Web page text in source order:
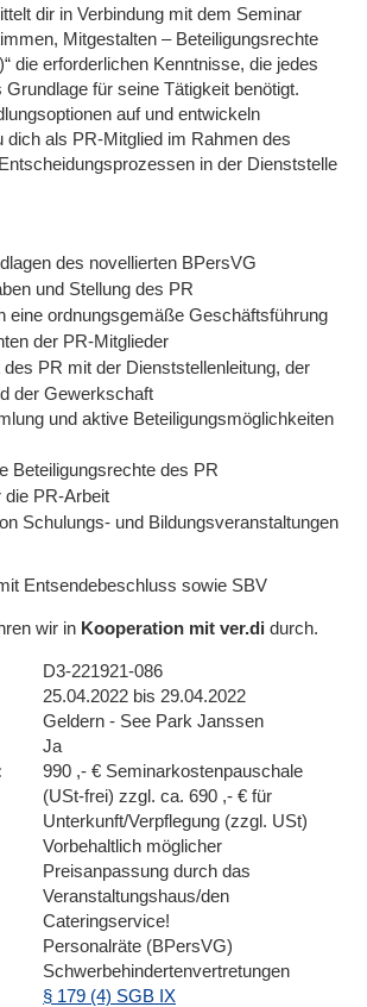
dir in Verbindung mit dem Seminar
Mitgestalten – Beteiligungsrechte
die erforderlichen Kenntnisse, die jedes
für seine Tätigkeit benötigt.
auf und entwickeln
dich als PR-Mitglied im Rahmen des
in der Dienststelle
des novellierten BPersVG
und Stellung des PR
eine ordnungsgemäße Geschäftsführung
der PR-Mitglieder
PR mit der Dienststellenleitung, der
der Gewerkschaft
und aktive Beteiligungsmöglichkeiten
Beteiligungsrechte des PR
die PR-Arbeit
Schulungs- und Bildungsveranstaltungen
Entsendebeschluss sowie SBV
wir in Kooperation mit ver.di durch.
D3-221921-086
25.04.2022 bis 29.04.2022
Geldern - See Park Janssen
Ja
990 ,- € Seminarkostenpauschale
(USt-frei) zzgl. ca. 690 ,- € für
Unterkunft/Verpflegung (zzgl. USt)
Vorbehaltlich möglicher
Preisanpassung durch das
Veranstaltungshaus/den
Cateringservice!
Personalräte (BPersVG)
Schwerbehindertenvertretungen
§ 179 (4) SGB IX